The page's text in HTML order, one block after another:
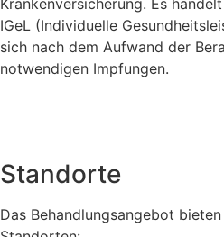
IGeL (Individuelle
sich nach dem Aufwand der
notwendigen Impfungen.
Standorte
Das Behandlungsangebot